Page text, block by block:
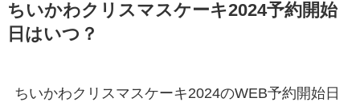
ちいかわクリスマスケーキ2024予約開始
日はいつ？
ちいかわクリスマスケーキ2024のWEB予約開始日